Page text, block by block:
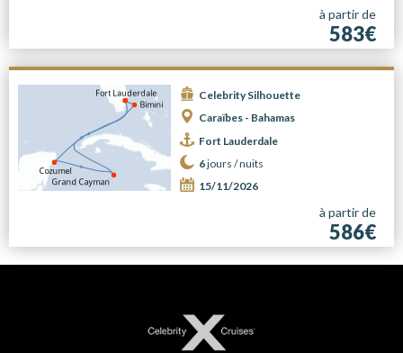
à partir de
583€
Celebrity Silhouette
Caraïbes - Bahamas
Fort Lauderdale
6jours /nuits
15/11/2026
à partir de
586€